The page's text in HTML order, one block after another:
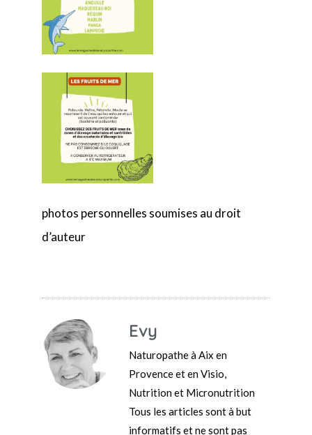
photos personnelles soumises au droit
d’auteur
Evy
Naturopathe à Aix en
Provence et en Visio,
Nutrition et Micronutrition
Tous les articles sont à but
informatifs et ne sont pas